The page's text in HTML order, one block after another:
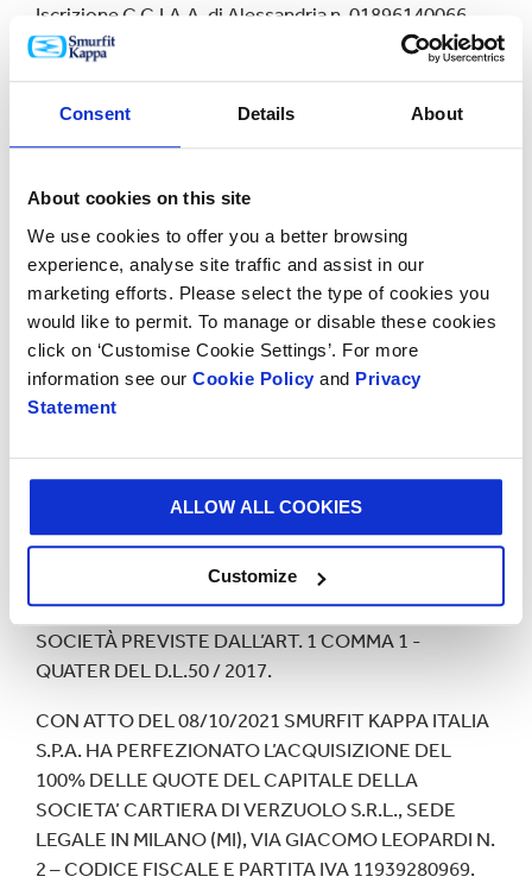
Consent Details About
About cookies on this site
We use cookies to offer you a better browsing
experience, analyse site traffic and assist in our
marketing efforts. Please select the type of cookies you
would like to permit. To manage or disable these cookies
click on ‘Customise Cookie Settings’. For more
information see our Cookie Policy and Privacy
Statement
ALLOW ALL COOKIES
Customize
Iscrizione C.C.I.A.A. di Alessandria n. 01896140066
R.E.A. Alessandria n° 209062
Direzione e coordinamento: Smurfit Westrock Group
Bag In Box Italia S.r.l.
Società a responsabilità limitata con socio unico
Capitale Sociale Euro 15.600 interamente versato
Sede Legale: Via Enzo Ferrari, 39 - Zona Industriale D3
– 15121 Alessandria (AL)
Sede Amm.va: Via Enzo Ferrari, 39 - Zona Industriale
D3 – 15121 Alessandria (AL)
R.E.A. Alessandria n° 180072
TALI SOCIETA' NON SONO SOGGETTE ALLO SPLIT
PAYMENT IN QUANTO NON RIENTRANO TRA LE
SOCIETÀ PREVISTE DALL’ART. 1 COMMA 1 -
QUATER DEL D.L.50 / 2017.
CON ATTO DEL 08/10/2021 SMURFIT KAPPA ITALIA
S.P.A. HA PERFEZIONATO L’ACQUISIZIONE DEL
100% DELLE QUOTE DEL CAPITALE DELLA
SOCIETA’ CARTIERA DI VERZUOLO S.R.L., SEDE
LEGALE IN MILANO (MI), VIA GIACOMO LEOPARDI N.
2 – CODICE FISCALE E PARTITA IVA 11939280969.